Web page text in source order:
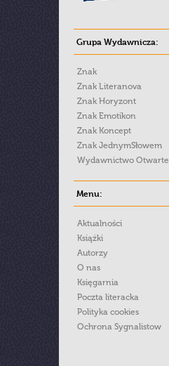
Grupa Wydawnicza:
Znak
Znak Literanova
Znak Horyzont
Znak Emotikon
Znak Koncept
Znak JednymSłowem
Wydawnictwo Otwarte
Menu:
Aktualności
Książki
Autorzy
O nas
Księgarnia
Poczta literacka
Polityka cookies
Ochrona Sygnalistow